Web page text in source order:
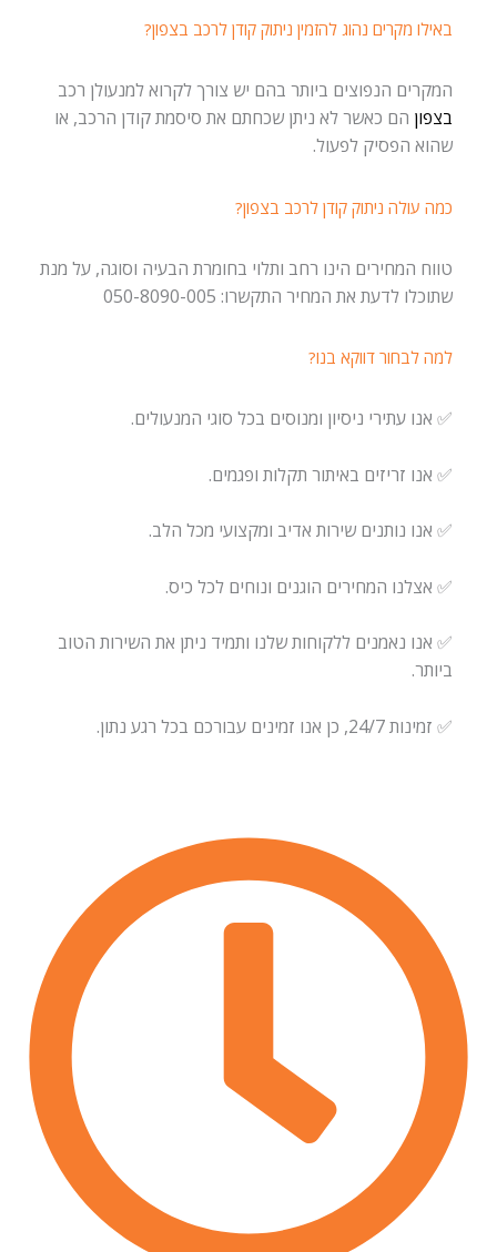
באילו מקרים נהוג להזמין ניתוק קודן לרכב בצפון?
המקרים הנפוצים ביותר בהם יש צורך לקרוא למנעולן רכב
בצפון הם כאשר לא ניתן שכחתם את סיסמת קודן הרכב, או
שהוא הפסיק לפעול.
כמה עולה ניתוק קודן לרכב בצפון?
טווח המחירים הינו רחב ותלוי בחומרת הבעיה וסוגה, על מנת
שתוכלו לדעת את המחיר התקשרו: 050-8090-005
למה לבחור דווקא בנו?
✅ אנו עתירי ניסיון ומנוסים בכל סוגי המנעולים.
✅ אנו זריזים באיתור תקלות ופגמים.
✅ אנו נותנים שירות אדיב ומקצועי מכל הלב.
✅ אצלנו המחירים הוגנים ונוחים לכל כיס.
✅ אנו נאמנים ללקוחות שלנו ותמיד ניתן את השירות הטוב
ביותר.
✅ זמינות 24/7, כן אנו זמינים עבורכם בכל רגע נתון.